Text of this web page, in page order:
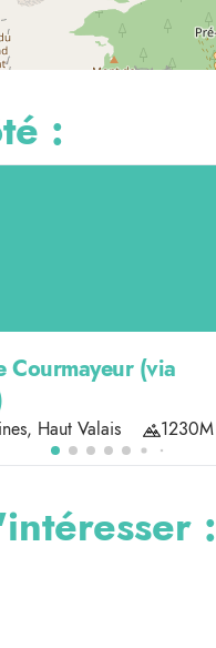
:
Courmayeur (via
Haut Valais 1230M
: